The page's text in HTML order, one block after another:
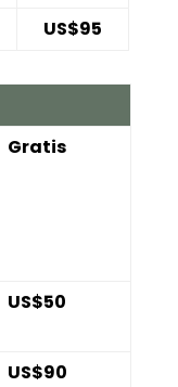
US$95
Gratis
US$50
US$90